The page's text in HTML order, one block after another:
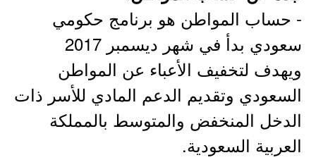
- حساب المواطن هو برنامج حكومي
سعودي بدأ في شهر ديسمبر 2017
ويهدف لتخفيف الأعباء عن المواطن
السعودي وتقديم الدعم المادي للأسر ذات
الدخل المنخفض والمتوسط بالمملكة
العربية السعودية.